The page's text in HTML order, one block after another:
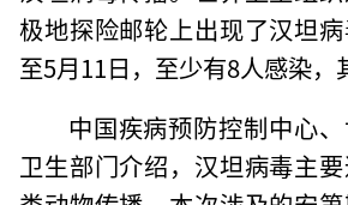
极地探险邮轮上出现了汉坦
至5月11日，至少有8人感染，
中国疾病预防控制中心
卫生部门介绍，汉坦病毒主